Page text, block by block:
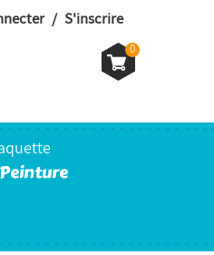
/ S'inscrire
0
Peinture